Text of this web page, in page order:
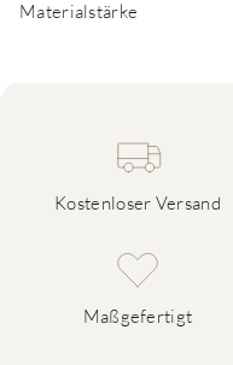
Materialstärke
Kostenloser Versand
Maßgefertigt